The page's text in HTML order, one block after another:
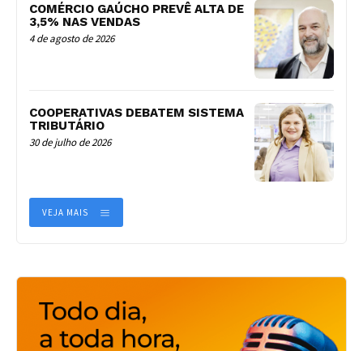
COMÉRCIO GAÚCHO PREVÊ ALTA DE
3,5% NAS VENDAS
4 de agosto de 2026
COOPERATIVAS DEBATEM SISTEMA
TRIBUTÁRIO
30 de julho de 2026
VEJA MAIS